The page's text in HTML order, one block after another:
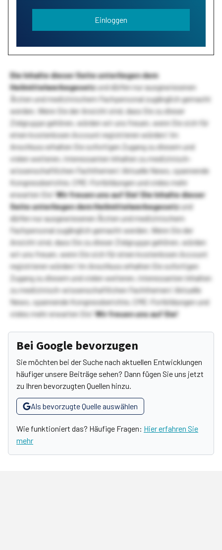
Einloggen
Die Inhalte dieser Seite unterliegen dem
Heilmittelwerbegesetzund dürfen nur ausgewiesenen
Ärzten und medizinischem Fachpersonal zugänglich gemacht
werden. Wenn Sie der Ansicht sind, dass Sie zu dieser
Zielgruppe gehören, würden wir uns freuen, wenn Sie sich für
einen kostenlosen Account registrieren würden! Im
Anschluss erhalten Sie sofortigen Zugang zu diesem und
vielen weiteren, interessanten Inhalten zu medizinisch-
wissenschaftlichen Fachthemen! Aktuelle News, spannende
Kongressberichte, CME-Fortbildungen und vieles mehr
erwarten Sie!Wir freuen uns auf Sie!Die Inhalte dieser
Seite unterliegen dem Heilmittelwerbegesetzund
dürfen nur ausgewiesenen Ärzten und medizinischem
Fachpersonal zugänglich gemacht werden. Wenn Sie der
Ansicht sind, dass Sie zu dieser Zielgruppe gehören, würden
wir uns freuen, wenn Sie sich für einen kostenlosen Account
registrieren würden! Im Anschluss erhalten Sie sofortigen
Zugang zu diesem und vielen weiteren, interessanten Inhalten
zu medizinisch-wissenschaftlichen Fachthemen! Aktuelle
News, spannende Kongressberichte, CME-Fortbildungen und
vieles mehr erwarten Sie!Wir freuen uns auf Sie!
Bei Google bevorzugen
Sie möchten bei der Suche nach aktuellen Entwicklungen
häufiger unsere Beiträge sehen? Dann fügen Sie uns jetzt
zu Ihren bevorzugten Quellen hinzu.
Als bevorzugte Quelle auswählen
Wie funktioniert das? Häufige Fragen: Hier erfahren Sie
mehr